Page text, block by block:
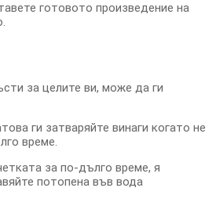
готовото произведение на
за целите ви, може да ги
ги затваряйте винаги когато не
време.
за по-дълго време, я
потопена във вода